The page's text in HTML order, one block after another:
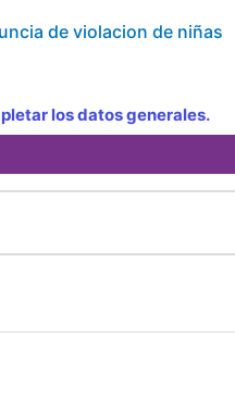
de violacion de niñas
los datos generales.